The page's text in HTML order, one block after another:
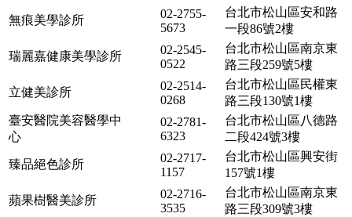
無痕美學診所
02-2755-
5673
台北市松山區安和路
一段86號2樓
瑞麗嘉健康美學診所
02-2545-
0522
台北市松山區南京東
路三段259號5樓
立健美診所
02-2514-
0268
台北市松山區民權東
路三段130號1樓
臺安醫院美容醫學中
心
02-2781-
6323
台北市松山區八德路
二段424號3樓
臻品絕色診所
02-2717-
1157
台北市松山區興安街
157號1樓
蘋果樹醫美診所
02-2716-
3535
台北市松山區南京東
路三段309號3樓